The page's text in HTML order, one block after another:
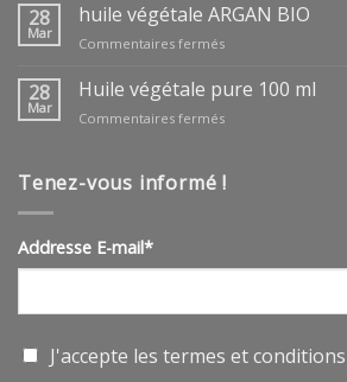
28
Mar
huile végétale ARGAN BIO
Commentaires ferméssur
végétale
BIO
28
Mar
Huile végétale pure 100 ml
Commentaires ferméssur
pure
Tenez-vous informé !
Addresse E-mail*
J'accepte les termes et conditions